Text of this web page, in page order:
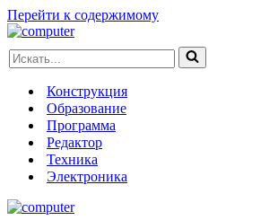
Перейти к содержимому
Искать...
Конструкция
Образование
Программа
Редактор
Техника
Электроника